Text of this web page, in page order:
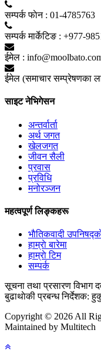
सम्पर्क फाेन : 01-4785763
सम्पर्क मार्केटिङ : +977-
ईमेल :
ईमेल (समाचार सम्प्रेषणका
साइट नेभिगेसन
अन्तर्वार्ता
अर्थ जगत
खेलजगत
जीवन सैली
प्रवास
प्रविधि
मनोरञ्जन
महत्वपूर्ण लिङ्कहरू
भाैतिकवादी
हाम्राे बारेमा
हाम्राे टिम
सम्पर्क
सूचना तथा प्रसारण विभाग
बुढाथाेकी प्रबन्ध निर्देशक:
Copyright © 2026 All
Maintained by Multitech